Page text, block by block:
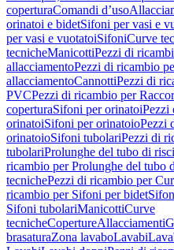
coperturaComandi d’uso
orinatoi e bidetSifoni per vasi e
per vasi e vuotatoiSifoniCurve
tecnicheManicottiPezzi di
allacciamentoPezzi di ricambio
allacciamentoCannottiPezzi di
PVCPezzi di ricambio per
coperturaSifoni per orinatoiPezzi
orinatoiSifoni per orinatoioPezzi
orinatoioSifoni tubolariPezzi di
tubolariProlunghe del tubo di
ricambio per Prolunghe del tubo
tecnichePezzi di ricambio per
ricambio per Sifoni per bidet
Sifoni tubolariManicottiCurve
tecnicheCopertureAllacciamenti
brasaturaZona lavaboLavabi